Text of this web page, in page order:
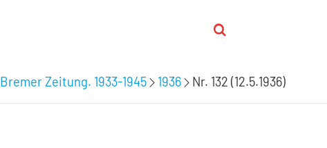
Bremer Zeitung. 1933-1945 1936 Nr. 132 (12.5.1936)